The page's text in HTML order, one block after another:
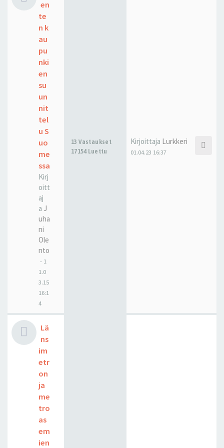
en
te
n k
au
pu
nki
en
su
un
nit
tel
u S
uo
me
ssa
Kirj
oitt
aj
a J
uha
ni
Ole
nto
- 1
1.0
3.15
16:1
4
13 Vastaukset
17154 Luettu
Kirjoittaja Lurkkeri
01.04.23 16:37
Lä
ns
im
etr
on
ja
me
tro
as
em
ien